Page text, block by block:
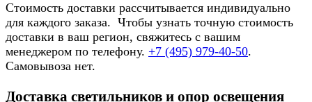
Стоимость доставки рассчитывается индивидуально
для каждого заказа. Чтобы узнать точную стоимость
доставки в ваш регион, свяжитесь с вашим
менеджером по телефону. +7 (495) 979-40-50.
Самовывоза нет.
Доставка светильников и опор освещения